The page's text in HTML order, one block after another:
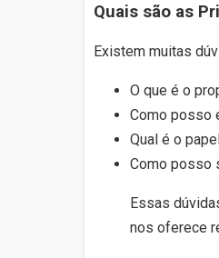
Quais são as
Existem muitas
O que é o
Como posso
Qual é o
Como posso
Essas
nos oferece